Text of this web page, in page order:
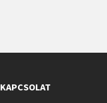
KAPCSOLAT